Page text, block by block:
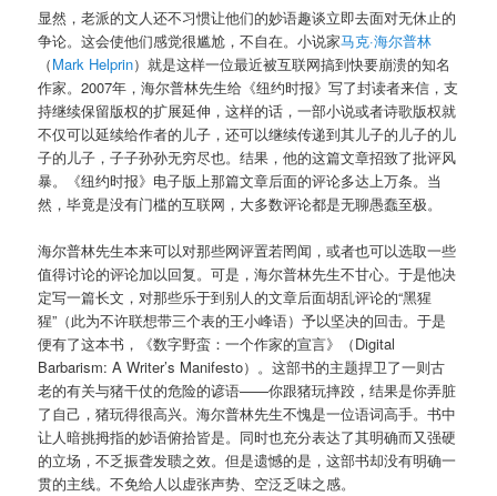
显然，老派的文人还不习惯让他们的妙语趣谈立即去面对无休止的
争论。这会使他们感觉很尴尬，不自在。小说家马克·海尔普林
（Mark Helprin）就是这样一位最近被互联网搞到快要崩溃的知名
作家。2007年，海尔普林先生给《纽约时报》写了封读者来信，支
持继续保留版权的扩展延伸，这样的话，一部小说或者诗歌版权就
不仅可以延续给作者的儿子，还可以继续传递到其儿子的儿子的儿
子的儿子，子子孙孙无穷尽也。结果，他的这篇文章招致了批评风
暴。《纽约时报》电子版上那篇文章后面的评论多达上万条。当
然，毕竟是没有门槛的互联网，大多数评论都是无聊愚蠢至极。
海尔普林先生本来可以对那些网评置若罔闻，或者也可以选取一些
值得讨论的评论加以回复。可是，海尔普林先生不甘心。于是他决
定写一篇长文，对那些乐于到别人的文章后面胡乱评论的“黑猩
猩”（此为不许联想带三个表的王小峰语）予以坚决的回击。于是
便有了这本书，《数字野蛮：一个作家的宣言》（Digital
Barbarism: A Writer’s Manifesto）。这部书的主题捍卫了一则古
老的有关与猪干仗的危险的谚语——你跟猪玩摔跤，结果是你弄脏
了自己，猪玩得很高兴。海尔普林先生不愧是一位语词高手。书中
让人暗挑拇指的妙语俯拾皆是。同时也充分表达了其明确而又强硬
的立场，不乏振聋发聩之效。但是遗憾的是，这部书却没有明确一
贯的主线。不免给人以虚张声势、空泛乏味之感。